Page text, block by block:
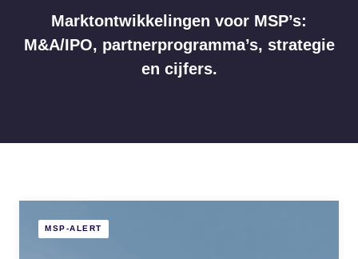
Marktontwikkelingen voor MSP’s:
M&A/IPO, partnerprogramma’s, strategie
en cijfers.
MSP-ALERT